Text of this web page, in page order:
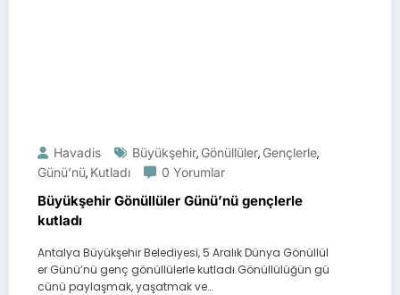
Havadis Büyükşehir, Gönüllüler, Gençlerle,
Günü’nü, Kutladı 0 Yorumlar
Büyükşehir Gönüllüler Günü’nü gençlerle
kutladı
Antalya Büyükşehir Belediyesi, 5 Aralık Dünya Gönüllül
er Günü’nü genç gönüllülerle kutladı.Gönüllülüğün gü
cünü paylaşmak, yaşatmak ve…